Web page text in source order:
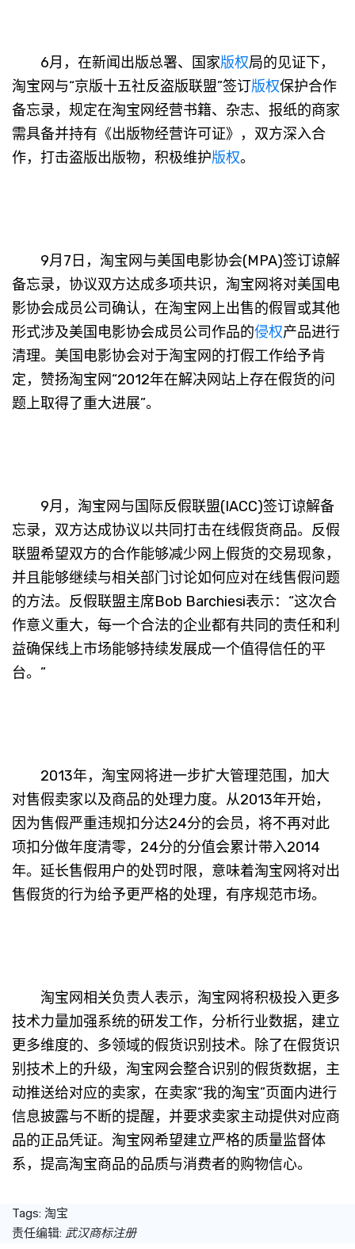
6月，在新闻出版总署、国家版权局的见证下，
淘宝网与“京版十五社反盗版联盟”签订版权保护合作
备忘录，规定在淘宝网经营书籍、杂志、报纸的商家
需具备并持有《出版物经营许可证》，双方深入合
作，打击盗版出版物，积极维护版权。
9月7日，淘宝网与美国电影协会(MPA)签订谅解
备忘录，协议双方达成多项共识，淘宝网将对美国电
影协会成员公司确认，在淘宝网上出售的假冒或其他
形式涉及美国电影协会成员公司作品的侵权产品进行
清理。美国电影协会对于淘宝网的打假工作给予肯
定，赞扬淘宝网“2012年在解决网站上存在假货的问
题上取得了重大进展”。
9月，淘宝网与国际反假联盟(IACC)签订谅解备
忘录，双方达成协议以共同打击在线假货商品。反假
联盟希望双方的合作能够减少网上假货的交易现象，
并且能够继续与相关部门讨论如何应对在线售假问题
的方法。反假联盟主席Bob Barchiesi表示：“这次合
作意义重大，每一个合法的企业都有共同的责任和利
益确保线上市场能够持续发展成一个值得信任的平
台。”
2013年，淘宝网将进一步扩大管理范围，加大
对售假卖家以及商品的处理力度。从2013年开始，
因为售假严重违规扣分达24分的会员，将不再对此
项扣分做年度清零，24分的分值会累计带入2014
年。延长售假用户的处罚时限，意味着淘宝网将对出
售假货的行为给予更严格的处理，有序规范市场。
淘宝网相关负责人表示，淘宝网将积极投入更多
技术力量加强系统的研发工作，分析行业数据，建立
更多维度的、多领域的假货识别技术。除了在假货识
别技术上的升级，淘宝网会整合识别的假货数据，主
动推送给对应的卖家，在卖家“我的淘宝”页面内进行
信息披露与不断的提醒，并要求卖家主动提供对应商
品的正品凭证。淘宝网希望建立严格的质量监督体
系，提高淘宝商品的品质与消费者的购物信心。
Tags: 淘宝
责任编辑: 武汉商标注册